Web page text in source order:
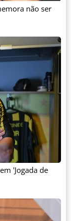
não ser
'Jogada de